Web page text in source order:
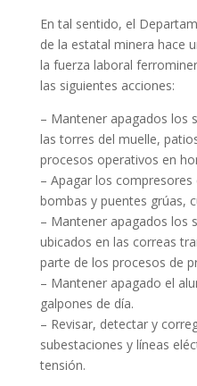
En tal sentido, el
de la estatal minera hace
la fuerza laboral
las siguientes acciones:
– Mantener apagados los
las torres del muelle,
procesos operativos en
– Apagar los
bombas y puentes grúas,
– Mantener apagados los
ubicados en las correas
parte de los procesos de
– Mantener apagado el
galpones de día.
– Revisar, detectar y
subestaciones y líneas
tensión.